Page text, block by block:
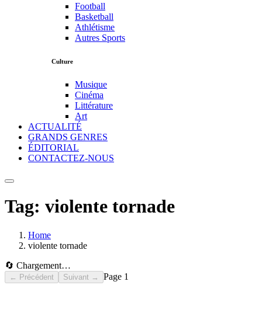
Football
Basketball
Athlétisme
Autres Sports
Culture
Musique
Cinéma
Littérature
Art
ACTUALITÉ
GRANDS GENRES
ÉDITORIAL
CONTACTEZ-NOUS
Tag: violente tornade
Home
violente tornade
🔄 Chargement…
← Précédent Suivant → Page 1